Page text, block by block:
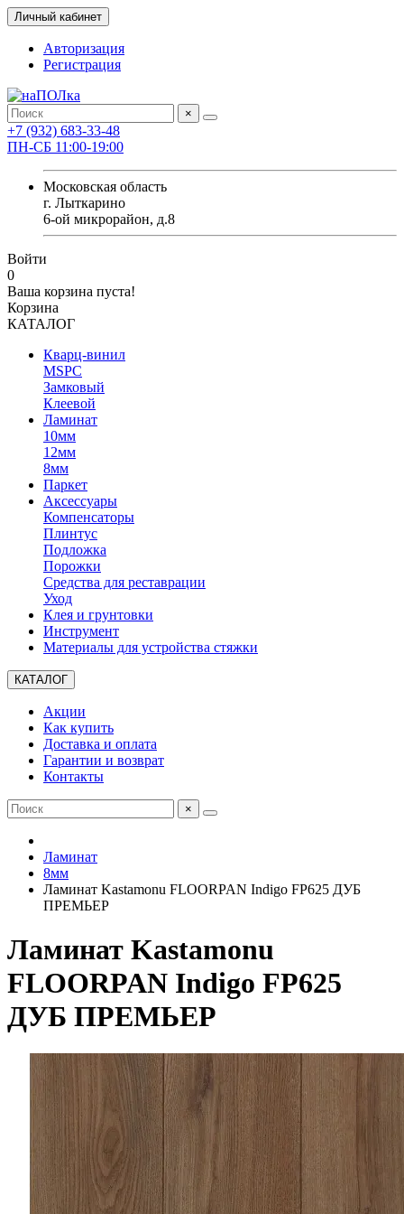
Личный кабинет
Авторизация
Регистрация
×
+7 (932) 683-33-48
ПН-СБ 11:00-19:00
Московская область
г. Лыткарино
6-ой микрорайон, д.8
Войти
0
Ваша корзина пуста!
Корзина
КАТАЛОГ
Кварц-винил
MSPC
Замковый
Клеевой
Ламинат
10мм
12мм
8мм
Паркет
Аксессуары
Компенсаторы
Плинтус
Подложка
Порожки
Средства для реставрации
Уход
Клея и грунтовки
Инструмент
Материалы для устройства стяжки
КАТАЛОГ
Акции
Как купить
Доставка и оплата
Гарантии и возврат
Контакты
×
Ламинат
8мм
Ламинат Kastamonu FLOORPAN Indigo FP625 ДУБ
ПРЕМЬЕР
Ламинат Kastamonu
FLOORPAN Indigo FP625
ДУБ ПРЕМЬЕР